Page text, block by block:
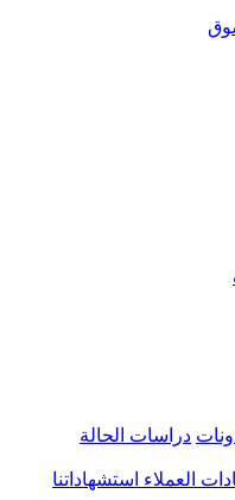
دراسات الحالة
العملاءاستشهاداتنا